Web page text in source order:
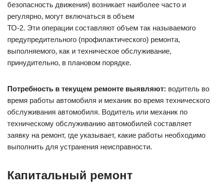
безопасность движения) возникает наиболее часто и
регулярно, могут включаться в объем
ТО-2. Эти операции составляют объем так называемого
предупредительного (профилактического) ремонта,
выполняемого, как и техническое обслуживание,
принудительно, в плановом порядке.
Потребность в текущем ремонте выявляют: водитель во
время работы автомобиля и механик во время технического
обслуживания автомобиля. Водитель или механик по
техническому обслуживанию автомобилей составляет
заявку на ремонт, где указывает, какие работы необходимо
выполнить для устранения неисправности.
Капитальный ремонт